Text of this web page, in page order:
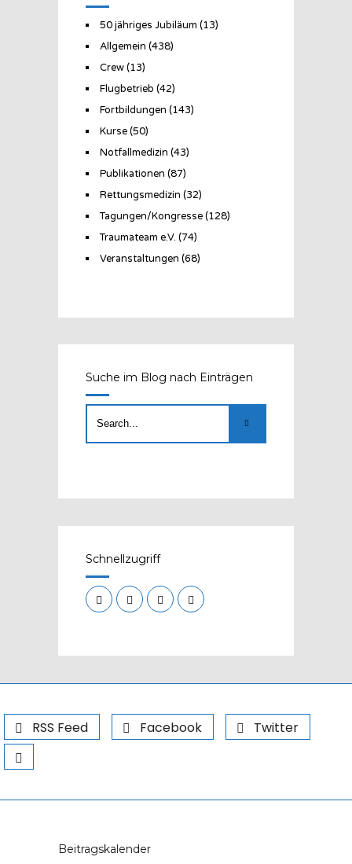
50 jähriges Jubiläum (13)
Allgemein (438)
Crew(13)
Flugbetrieb (42)
Fortbildungen (143)
Kurse(50)
Notfallmedizin (43)
Publikationen (87)
Rettungsmedizin (32)
Tagungen/Kongresse(128)
Traumateam e.V. (74)
Veranstaltungen (68)
Suche im Blog nach Einträgen
Schnellzugriff
RSS Feed Facebook Twitter
Beitragskalender